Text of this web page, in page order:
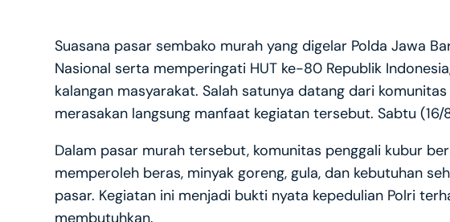
Suasana pasar sembako murah yang digelar Polda Jawa
Nasional serta memperingati HUT ke-80 Republik
kalangan masyarakat. Salah satunya datang dari
merasakan langsung manfaat kegiatan tersebut. Sabtu (16/
Dalam pasar murah tersebut, komunitas penggali kubur
memperoleh beras, minyak goreng, gula, dan kebutuhan
pasar. Kegiatan ini menjadi bukti nyata kepedulian Polri